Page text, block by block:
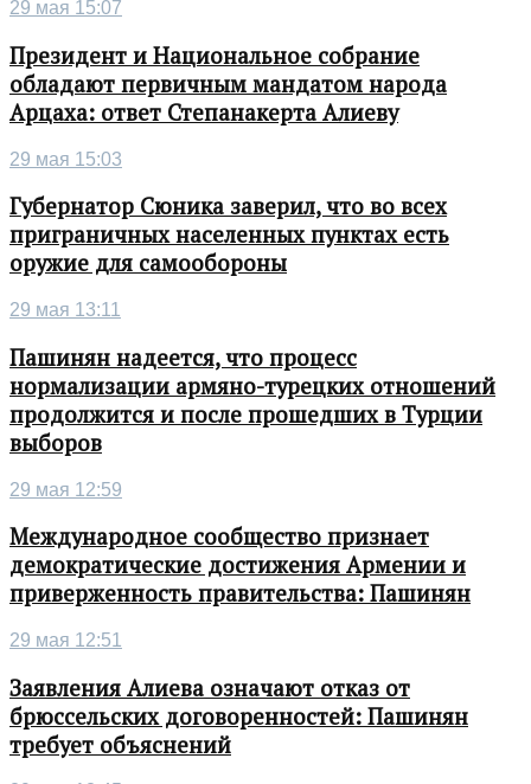
29 мая 15:07
Президент и Национальное собрание
обладают первичным мандатом народа
Арцаха: ответ Степанакерта Алиеву
29 мая 15:03
Губернатор Сюника заверил, что во всех
приграничных населенных пунктах есть
оружие для самообороны
29 мая 13:11
Пашинян надеется, что процесс
нормализации армяно-турецких отношений
продолжится и после прошедших в Турции
выборов
29 мая 12:59
Международное сообщество признает
демократические достижения Армении и
приверженность правительства: Пашинян
29 мая 12:51
Заявления Алиева означают отказ от
брюссельских договоренностей: Пашинян
требует объяснений